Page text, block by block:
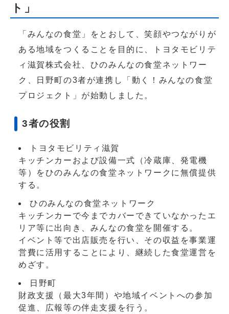
ト」
「みんなの食堂」をとおして、笑顔やつながりが
ある地域をつくることを目的に、トヨタモビリテ
ィ滋賀株式会社、ひのみんなの食堂ネットワー
ク、日野町の3者が連携し「動く！みんなの食堂
プロジェクト」が始動しました。
3者の役割
トヨタモビリティ滋賀
キッチンカーおよび設備一式（冷蔵庫、発電機
等）をひのみんなの食堂ネットワークに無償提供
する。
ひのみんなの食堂ネットワーク
キッチンカーで今までカバーできていなかったエ
リア等に出向き、みんなの食堂を開催する。
イベント等で出店販売を行い、その収益を事業運
営費に活用することにより、継続した食堂運営を
めざす。
日野町
財政支援（最大3年間）や地域イベントへの参加
促進、広報等の伴走支援を行う。